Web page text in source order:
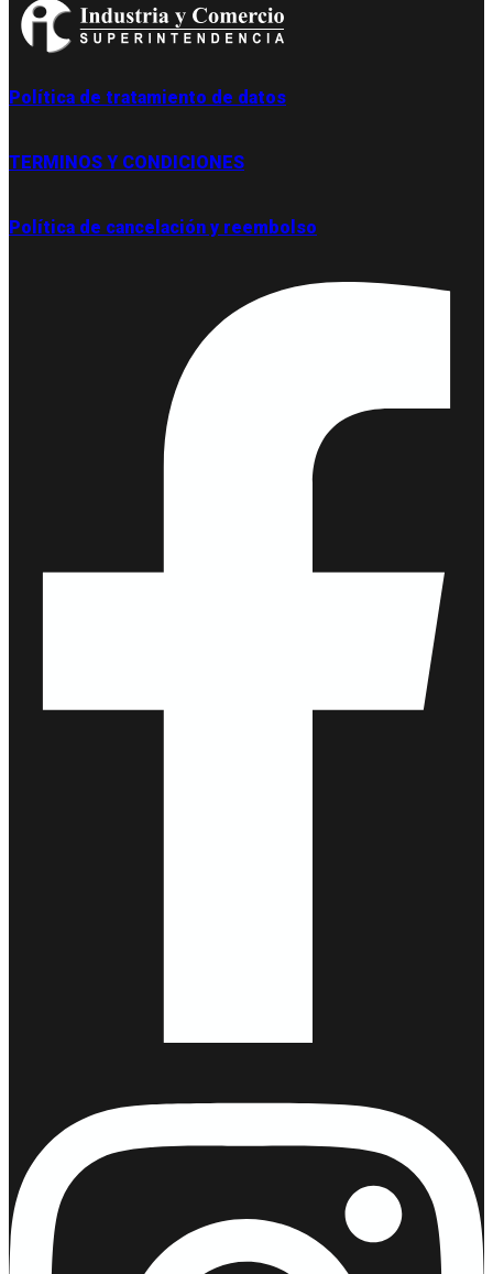
Política de tratamiento de datos
TERMINOS Y CONDICIONES
Política de cancelación y reembolso